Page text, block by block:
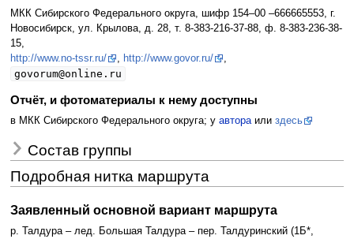
МКК Сибирского Федерального округа, шифр 154–00 –666665553, г.
Новосибирск, ул. Крылова, д. 28, т. 8-383-216-37-88, ф. 8-383-236-38-
15,
http://www.no-tssr.ru/
, http://www.govor.ru/ ,
govorum@online.ru
Отчёт, и фотоматериалы к нему доступны
в МКК Сибирского Федерального округа; у автораили здесь
Состав группы
Подробная нитка маршрута
Заявленный основной вариант маршрута
р. Талдура – лед. Большая Талдура – пер. Талдуринский (1Б*,